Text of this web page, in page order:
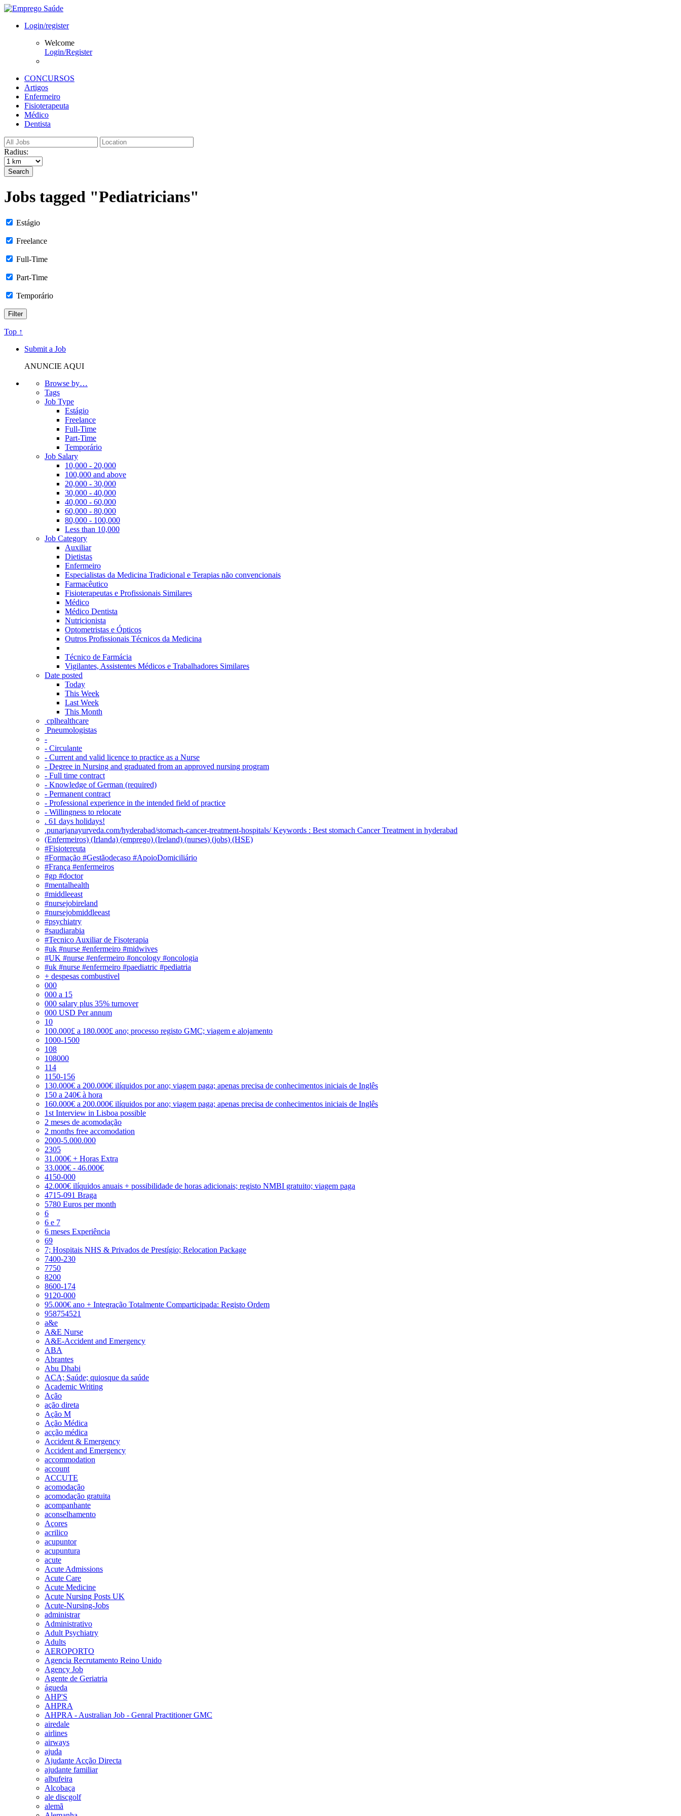
Login/register
Welcome
Login/Register
CONCURSOS
Artigos
Enfermeiro
Fisioterapeuta
Médico
Dentista
Radius:
Search
Jobs tagged "Pediatricians"
Estágio
Freelance
Full-Time
Part-Time
Temporário
Top ↑
Submit a Job
ANUNCIE AQUI
Browse by…
Tags
Job Type
Estágio
Freelance
Full-Time
Part-Time
Temporário
Job Salary
10,000 - 20,000
100,000 and above
20,000 - 30,000
30,000 - 40,000
40,000 - 60,000
60,000 - 80,000
80,000 - 100,000
Less than 10,000
Job Category
Auxiliar
Dietistas
Enfermeiro
Especialistas da Medicina Tradicional e Terapias não convencionais
Farmacêutico
Fisioterapeutas e Profissionais Similares
Médico
Médico Dentista
Nutricionista
Optometristas e Ópticos
Outros Profissionais Técnicos da Medicina
Técnico de Farmácia
Vigilantes, Assistentes Médicos e Trabalhadores Similares
Date posted
Today
This Week
Last Week
This Month
‎ cplhealthcare‬
Pneumologistas
-
- Circulante
- Current and valid licence to practice as a Nurse
- Degree in Nursing and graduated from an approved nursing program
- Full time contract
- Knowledge of German (required)
- Permanent contract
- Professional experience in the intended field of practice
- Willingness to relocate
. 61 days holidays!
.punarjanayurveda.com/hyderabad/stomach-cancer-treatment-hospitals/ Keywords : Best stomach Cancer Treatment in hyderabad
(Enfermeiros) (Irlanda) (emprego) (Ireland) (nurses) (jobs) (HSE)
#Fisiotereuta
#Formação #Gestãodecaso #ApoioDomiciliário
#França #enfermeiros
#gp #doctor
#mentalhealth
#middleeast
#nursejobireland
#nursejobmiddleeast
#psychiatry
#saudiarabia
#Tecnico Auxiliar de Fisoterapia
#uk #nurse #enfermeiro #midwives
#UK #nurse #enfermeiro #oncology #oncologia
#uk #nurse #enfermeiro #paediatric #pediatria
+ despesas combustivel
000
000 a 15
000 salary plus 35% turnover
000 USD Per annum
10
100.000£ a 180.000£ ano; processo registo GMC; viagem e alojamento
1000-1500
108
108000
114
1150-156
130.000€ a 200.000€ ilíquidos por ano; viagem paga; apenas precisa de conhecimentos iniciais de Inglês
150 a 240€ à hora
160.000€ a 200.000€ ilíquidos por ano; viagem paga; apenas precisa de conhecimentos iniciais de Inglês
1st Interview in Lisboa possible
2 meses de acomodação
2 months free accomodation
2000-5.000.000
2305
31.000€ + Horas Extra
33.000€ - 46.000€
4150-000
42.000€ ilíquidos anuais + possibilidade de horas adicionais; registo NMBI gratuito; viagem paga
4715-091 Braga
5780 Euros per month
6
6 e 7
6 meses Experiência
69
7; Hospitais NHS & Privados de Prestígio; Relocation Package
7400-230
7750
8200
8600-174
9120-000
95.000€ ano + Integração Totalmente Comparticipada: Registo Ordem
958754521
a&e
A&E Nurse
A&E-Accident and Emergency
ABA
Abrantes
Abu Dhabi
ACA; Saúde; quiosque da saúde
Academic Writing
Ação
ação direta
Ação M
Ação Médica
acção médica
Accident & Emergency
Accident and Emergency
accommodation
account
ACCUTE
acomodação
acomodação gratuita
acompanhante
aconselhamento
Açores
acrilico
acupuntor
acupuntura
acute
Acute Admissions
Acute Care
Acute Medicine
Acute Nursing Posts UK
Acute-Nursing-Jobs
administrar
Administrativo
Adult Psychiatry
Adults
AEROPORTO
Agencia Recrutamento Reino Unido
Agency Job
Agente de Geriatria
águeda
AHP'S
AHPRA
AHPRA - Australian Job - Genral Practitioner GMC
airedale
airlines
airways
ajuda
Ajudante Acção Directa
ajudante familiar
albufeira
Alcobaça
ale discgolf
alemã